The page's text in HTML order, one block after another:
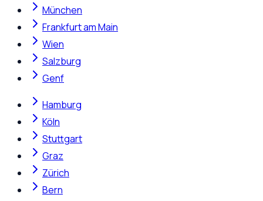
München
Frankfurt am Main
Wien
Salzburg
Genf
Hamburg
Köln
Stuttgart
Graz
Zürich
Bern